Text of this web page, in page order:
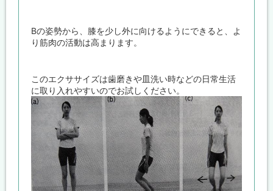
Bの姿勢から、膝を少し外に向けるようにできると、よ
り筋肉の活動は高まります。
このエクササイズは歯磨きや皿洗い時などの日常生活
に取り入れやすいのでお試しください。